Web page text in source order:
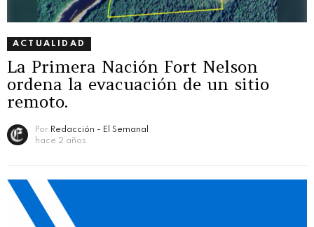
ACTUALIDAD
La Primera Nación Fort Nelson
ordena la evacuación de un sitio
remoto.
Por Redacción - El Semanal
hace 2 años